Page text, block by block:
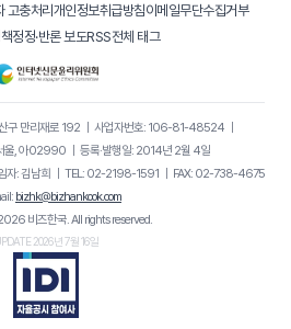
고충처리 개인정보취급방침이메일무단수집거부
정정·반론 보도RSS전체 태그
구 만리재로 192｜ 사업자번호: 106-81-48524｜
울, 아02990
등록·발행일: 2014년 2월 4일
자: 김남희 TEL: 02-2198-1591
FAX: 02-738-4675
bizhk@bizhankook.com
비즈한국. All rights reserved.
2026년 7월 16일